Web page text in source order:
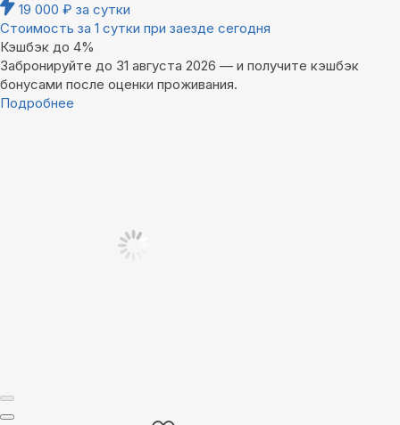
19 000 ₽ за сутки
Стоимость за 1 сутки при заезде сегодня
Кэшбэк до 4%
Забронируйте до 31 августа 2026 — и получите кэшбэк
бонусами после оценки проживания.
Подробнее